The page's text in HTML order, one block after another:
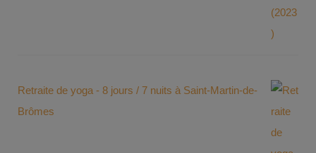
Retraite de yoga - 8 jours / 7 nuits à Saint-Martin-de-
Brômes